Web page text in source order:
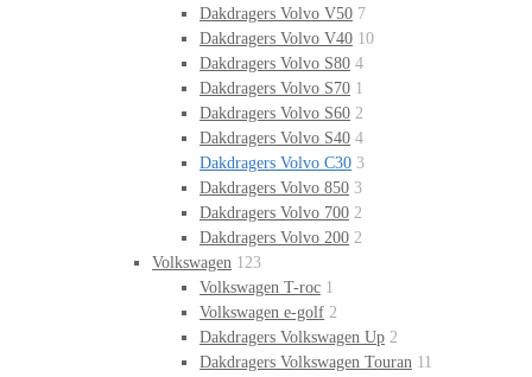
Dakdragers Volvo V50 7
Dakdragers Volvo V40 10
Dakdragers Volvo S80 4
Dakdragers Volvo S70 1
Dakdragers Volvo S60 2
Dakdragers Volvo S40 4
Dakdragers Volvo C30 3
Dakdragers Volvo 850 3
Dakdragers Volvo 700 2
Dakdragers Volvo 200 2
Volkswagen 123
Volkswagen T-roc 1
Volkswagen e-golf 2
Dakdragers Volkswagen Up 2
Dakdragers Volkswagen Touran 11